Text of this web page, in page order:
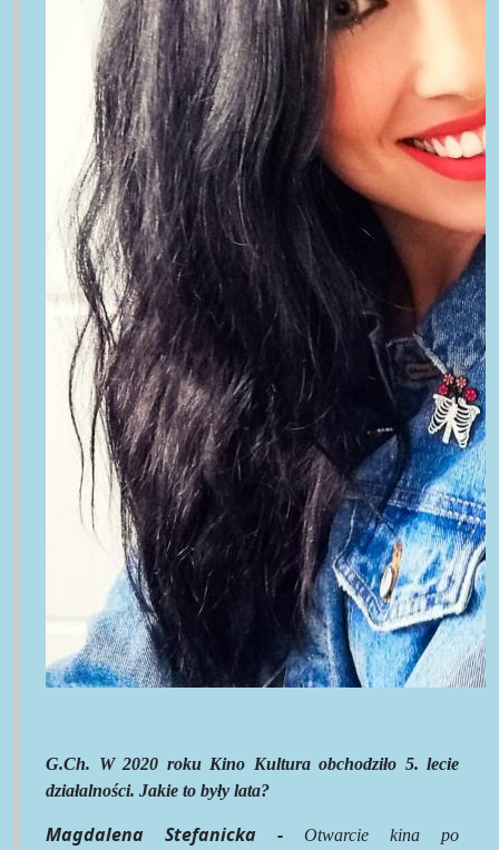
G.Ch. W 2020 roku Kino Kultura obchodziło 5. lecie
działalności. Jakie to były lata?
Magdalena Stefanicka -
Otwarcie kina po